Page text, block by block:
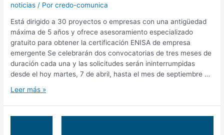
noticias / Porcredo-comunica
Está dirigido a 30 proyectos o empresas con una antigüedad
máxima de 5 años y ofrece asesoramiento especializado
gratuito para obtener la certificación ENISA de empresa
emergente Se celebrarán dos convocatorias de tres meses de
duración cada una y las solicitudes serán ininterrumpidas
desde el hoy martes, 7 de abril, hasta el mes de septiembre …
Leer más »